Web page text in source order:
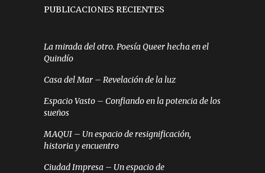
PUBLICACIONES RECIENTES
La mirada del otro. Poesía Queer hecha en el
Quindío
Casa del Mar – Revelación de la luz
Espacio Vasto – Confiando en la potencia de los
sueños
MAQUI – Un espacio de resignificación,
historia y encuentro
Ciudad Impresa – Un espacio de